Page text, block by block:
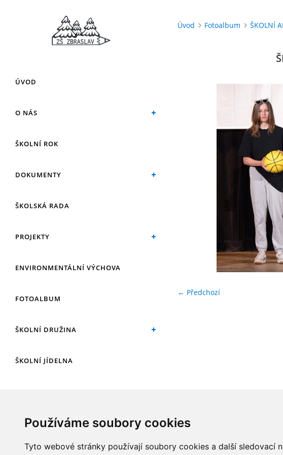
Používáme soubory cookies
Tyto webové stránky používají soubory cookies a další sledovací
ÚVOD
O NÁS
ŠKOLNÍ ROK
DOKUMENTY
ŠKOLSKÁ RADA
PROJEKTY
ENVIRONMENTÁLNÍ VÝCHOVA
FOTOALBUM
ŠKOLNÍ DRUŽINA
ŠKOLNÍ JÍDELNA
KROUŽKY
Úvod Fotoalbum ŠKOLNÍ
← Předchozí